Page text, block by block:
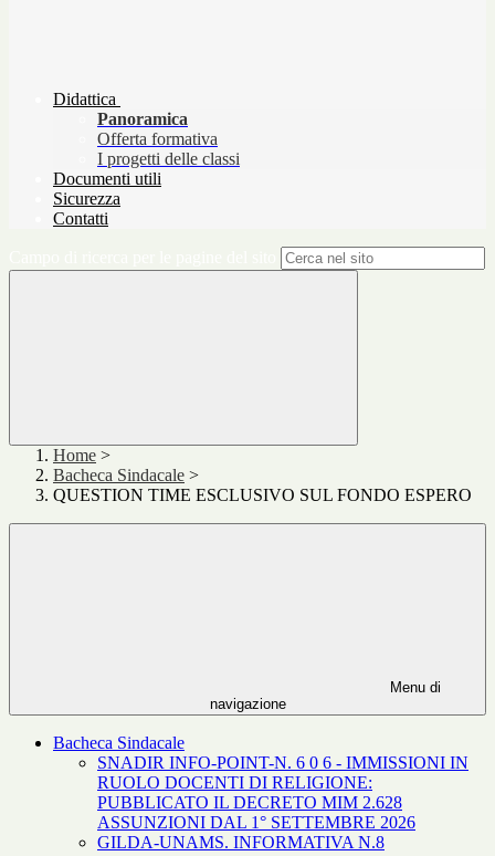
Didattica
Panoramica
Offerta formativa
I progetti delle classi
Documenti utili
Sicurezza
Contatti
Home >
Bacheca Sindacale >
QUESTION TIME ESCLUSIVO SUL FONDO ESPERO
Menu di
navigazione
Bacheca Sindacale
SNADIR INFO-POINT-N. 6 0 6 - IMMISSIONI IN
RUOLO DOCENTI DI RELIGIONE:
PUBBLICATO IL DECRETO MIM 2.628
ASSUNZIONI DAL 1° SETTEMBRE 2026
GILDA-UNAMS. INFORMATIVA N.8